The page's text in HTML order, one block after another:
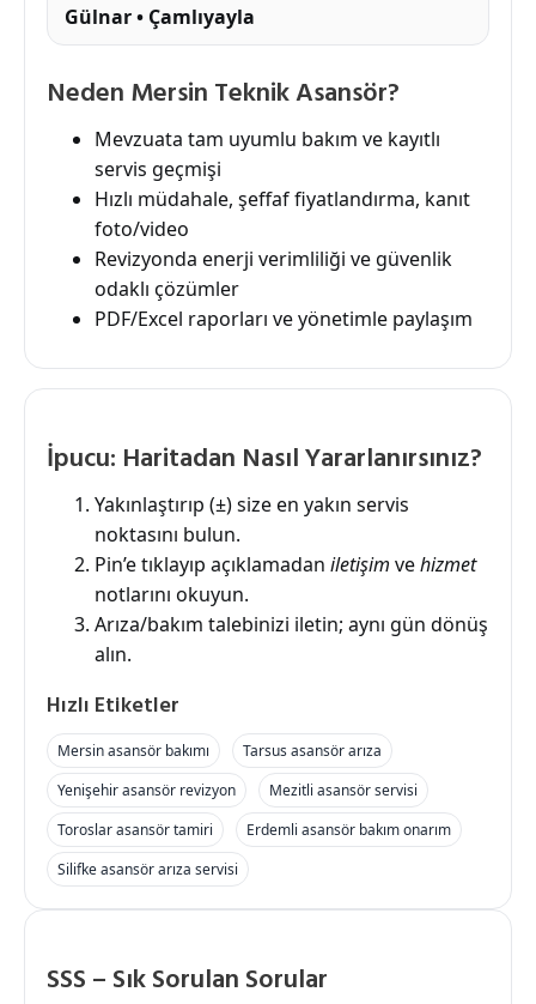
Gülnar • Çamlıyayla
Neden Mersin Teknik Asansör?
Mevzuata tam uyumlu bakım ve kayıtlı
servis geçmişi
Hızlı müdahale, şeffaf fiyatlandırma, kanıt
foto/video
Revizyonda enerji verimliliği ve güvenlik
odaklı çözümler
PDF/Excel raporları ve yönetimle paylaşım
İpucu: Haritadan Nasıl Yararlanırsınız?
Yakınlaştırıp (±) size en yakın servis
noktasını bulun.
Pin’e tıklayıp açıklamadan iletişim vehizmet
notlarını okuyun.
Arıza/bakım talebinizi iletin; aynı gün dönüş
alın.
Hızlı Etiketler
Mersin asansör bakımı
Tarsus asansör arıza
Yenişehir asansör revizyon
Mezitli asansör servisi
Toroslar asansör tamiri
Erdemli asansör bakım onarım
Silifke asansör arıza servisi
SSS – Sık Sorulan Sorular